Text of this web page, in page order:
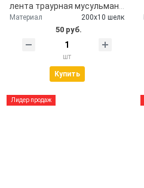
Материал 200х10 шелк
50 руб.
шт
Купить
Лидер продаж